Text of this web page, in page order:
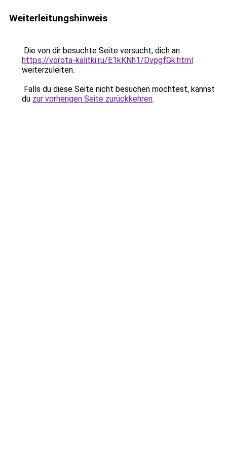
Weiterleitungshinweis
Die von dir besuchte Seite versucht, dich an
https://vorota-kalitki.ru/E1kKNh1/DvpgfGk.html
weiterzuleiten.
Falls du diese Seite nicht besuchen möchtest, kannst
du zur vorherigen Seite zurückkehren.